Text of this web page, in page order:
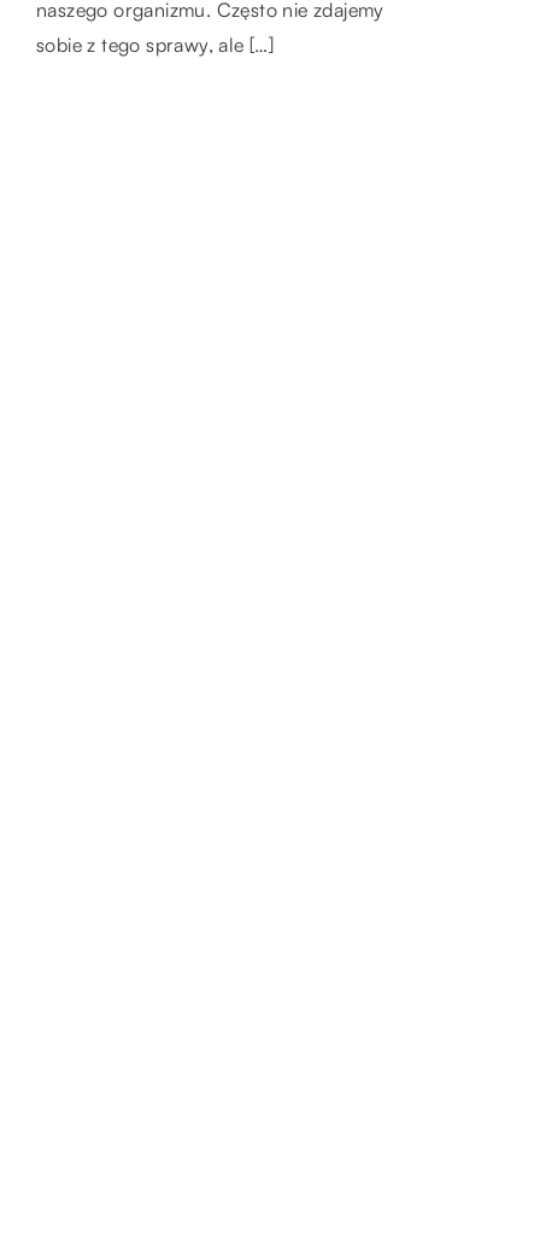
[…]
w piwnicy lub budynku gospodarczym, […]
naszego organizmu. Często nie zdajemy
sobie z tego sprawy, ale […]